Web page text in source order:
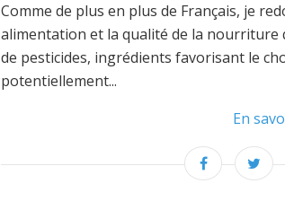
Comme de plus en plus de Français, je
alimentation et la qualité de la nourriture
de pesticides, ingrédients favorisant le
potentiellement...
En